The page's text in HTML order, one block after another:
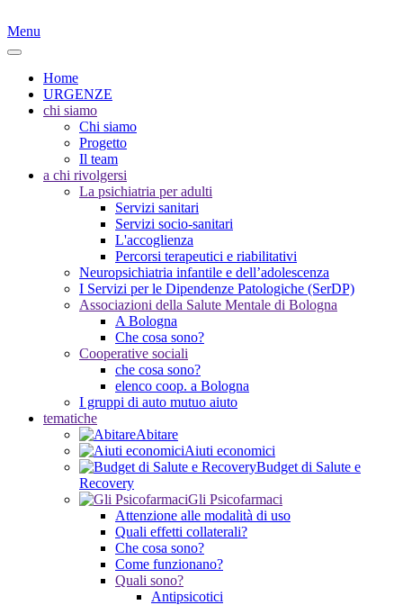
Menu
Home
URGENZE
chi siamo
Chi siamo
Progetto
Il team
a chi rivolgersi
La psichiatria per adulti
Servizi sanitari
Servizi socio-sanitari
L'accoglienza
Percorsi terapeutici e riabilitativi
Neuropsichiatria infantile e dell’adolescenza
I Servizi per le Dipendenze Patologiche (SerDP)
Associazioni della Salute Mentale di Bologna
A Bologna
Che cosa sono?
Cooperative sociali
che cosa sono?
elenco coop. a Bologna
I gruppi di auto mutuo aiuto
tematiche
Abitare
Aiuti economici
Budget di Salute e
Recovery
Gli Psicofarmaci
Attenzione alle modalità di uso
Quali effetti collaterali?
Che cosa sono?
Come funzionano?
Quali sono?
Antipsicotici